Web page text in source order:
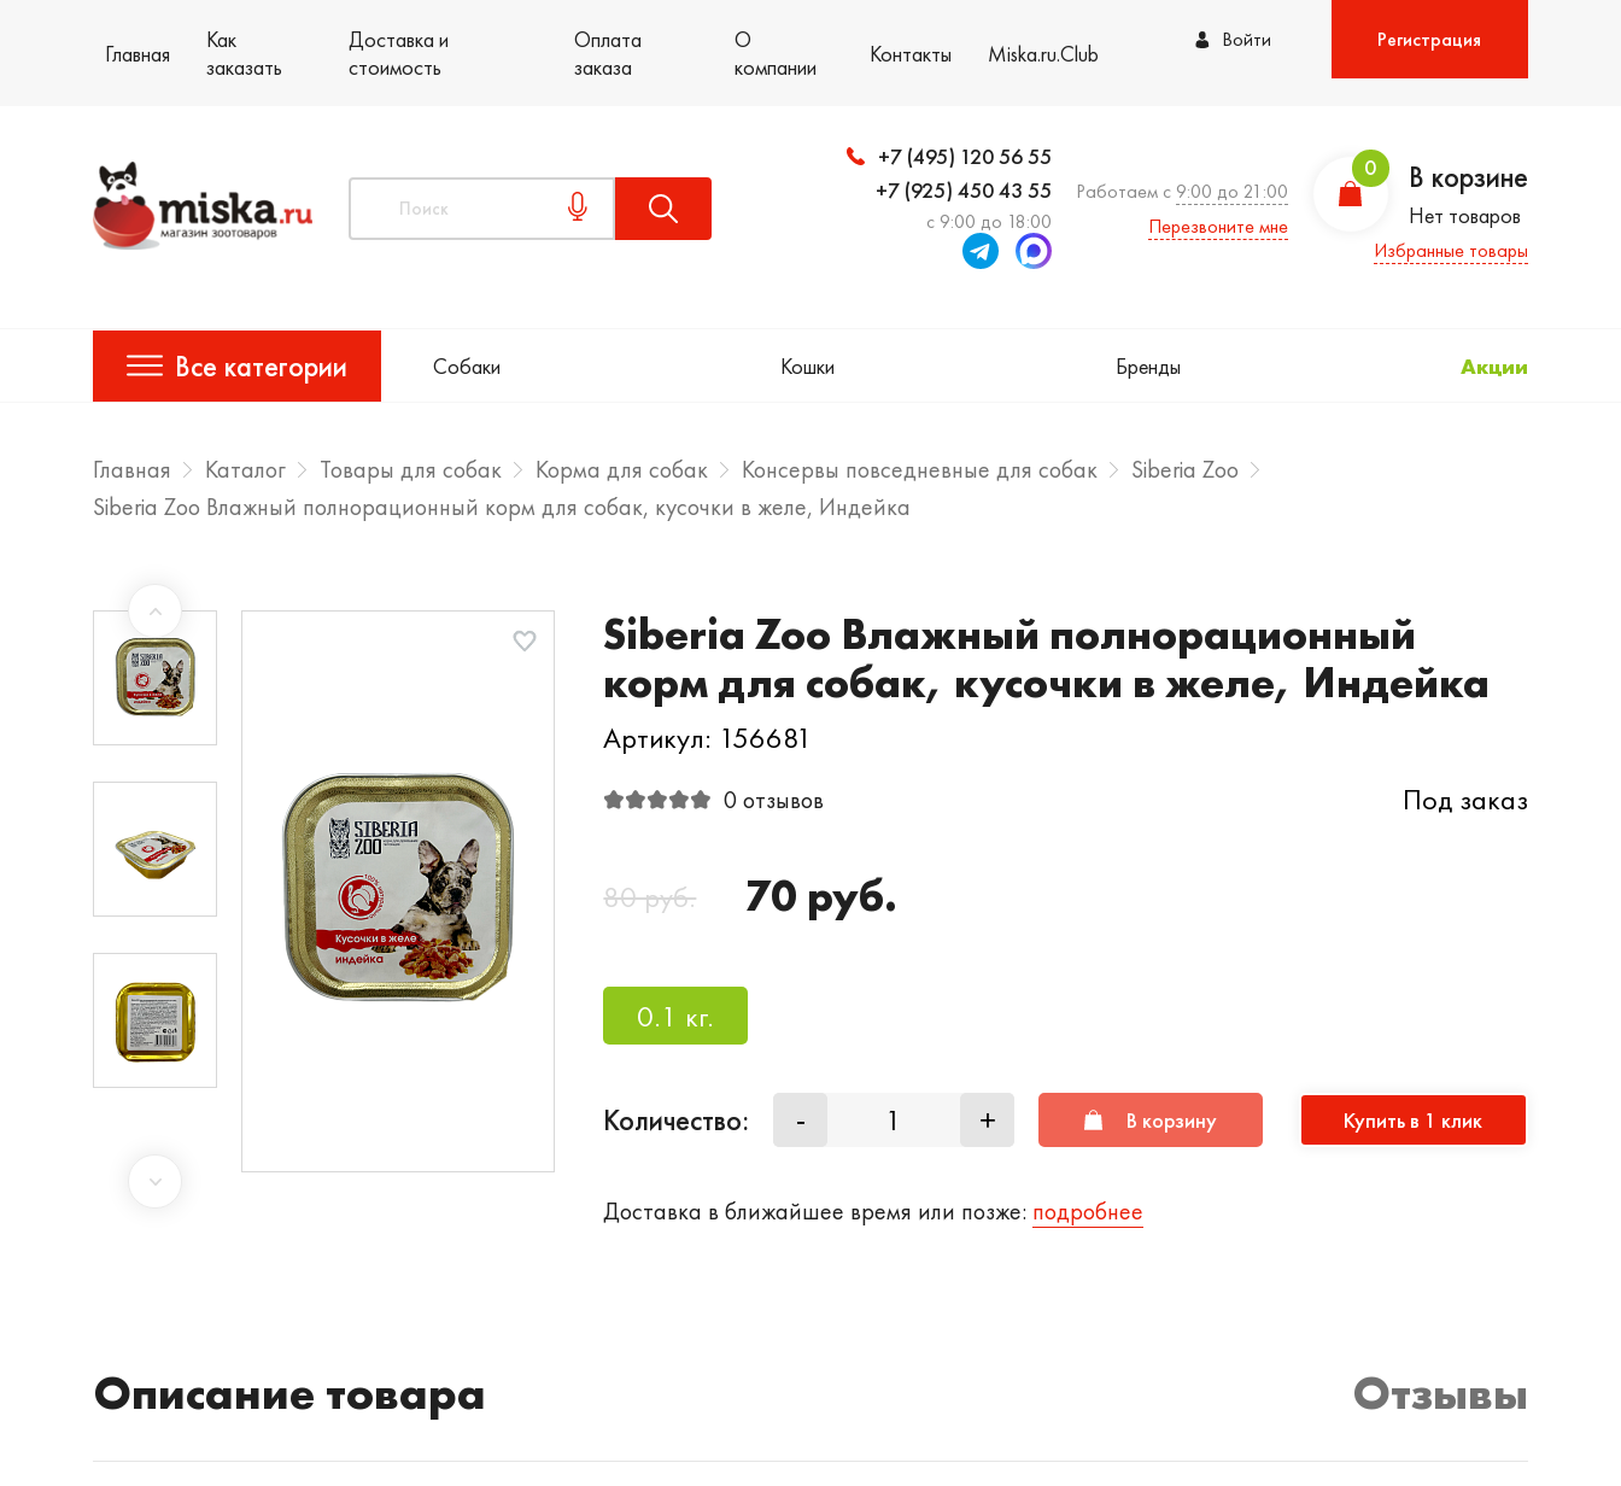
Главная
Как
заказать
Доставка и
стоимость
Оплата
заказа
О
компании
Контакты Miska.ru.Club Войти Регистрация
+7 (495) 120 56 55
+7 (925) 450 43 55
с 9:00 до 18:00
Работаем с 9:00 до 21:00
Перезвоните мне
0 В корзине
Нет товаров
Избранные товары
Все категории Собаки Кошки Бренды Акции
Главная Каталог Товары для собак Корма для собак Консервы повседневные для собак
Siberia Zoo
Siberia Zoo Влажный полнорационный корм для собак, кусочки в желе, Индейка
Siberia Zoo Влажный полнорационный
корм для собак, кусочки в желе, Индейка
Артикул: 156681
0 отзывов Под заказ
80 руб. 70 руб.
0.1 кг.
Количество: - + В корзину Купить в 1 клик
Доставка в ближайшее время или позже: подробнее
Описание товара Отзывы